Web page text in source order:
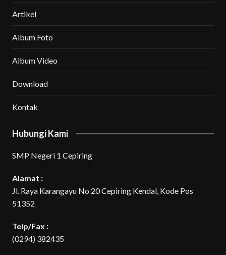
Artikel
Album Foto
Album Video
Download
Kontak
Hubungi Kami
SMP Negeri 1 Cepiring
Alamat :
Jl. Raya Karangayu No 20 Cepiring Kendal, Kode Pos
51352
Telp/Fax :
(0294) 382435